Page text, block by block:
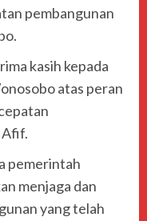
pembangunan
kasih kepada
atas peran
Afif.
pemerintah
menjaga dan
yang telah